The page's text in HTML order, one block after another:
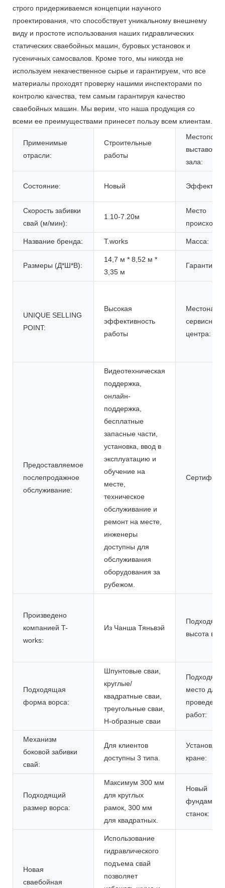
строго придерживаемся концепции научного
проектирования, что способствует уникальному внешнему
виду и простоте использования наших гидравлических
статических сваебойных машин, буровых установок и
гусеничных самосвалов. Кроме того, мы никогда не
используем некачественное сырье и гарантируем, что все
материалы проходят проверку нашими инспекторами по
контролю качества, тем самым гарантируя качество
сваебойных машин. Мы верим, что наша продукция со
всеми ее преимуществами принесет пользу всем клиентам.
Применимые
отрасли:
Строительные
работы
зала:
Состояние: Новый
Скорость забивки
свай (м/мин):
1.10-7.20м
Место
Название бренда: T.works Масса:
Размеры (Д*Ш*В):
14,7 м * 8,52 м *
3,35 м
Гарантия:
UNIQUE SELLING
POINT:
Высокая
эффективность
работы
сервисного
центра:
Предоставляемое
послепродажное
обслуживание:
Видеотехническая
поддержка,
онлайн-
поддержка,
бесплатные
запасные части,
установка, ввод в
эксплуатацию и
обучение на
месте,
техническое
обслуживание и
ремонт на месте,
инженеры
доступны для
обслуживания
оборудования за
рубежом.
Произведено
компанией T-
works:
Из Чанша Тяньвэй
высота
Подходящая
форма ворса:
Шпунтовые сваи,
круглые/
квадратные сваи,
треугольные сваи,
Н-образные сваи
место для
проведения
работ:
Механизм
боковой забивки
свай:
Для клиентов
доступны 3 типа.
кране:
Подходящий
размер ворса:
Максимум 300 мм
для круглых
рамок, 300 мм
для квадратных.
Новый
станок:
Новая
сваебойная
Использование
гидравлического
подъема свай
позволяет